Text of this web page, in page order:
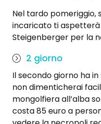
Nel tardo pomeriggio,
incaricato ti
Steigenberger per la
2 giorno
Il secondo giorno ha
non dimenticherai
mongolfiera all’alba
costa 85 euro a